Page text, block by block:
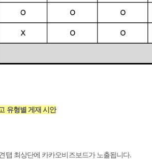
유형별 게재 시안
탭 최상단에 카카오비즈보드가 노출됩니다.